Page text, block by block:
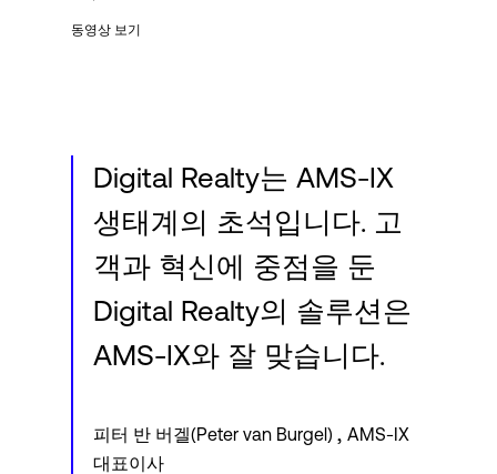
동영상 보기
Digital Realty는 AMS-IX
생태계의 초석입니다. 고
객과 혁신에 중점을 둔
Digital Realty의 솔루션은
AMS-IX와 잘 맞습니다.
피터 반 버겔(Peter van Burgel) , AMS-IX
대표이사